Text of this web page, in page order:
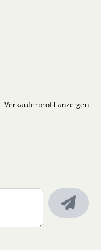
Verkäuferprofil anzeigen